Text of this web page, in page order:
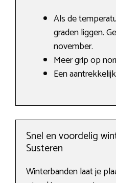
Als de
graden liggen.
november.
Meer grip op
Een
Snel en voordelig
Susteren
Winterbanden laat je